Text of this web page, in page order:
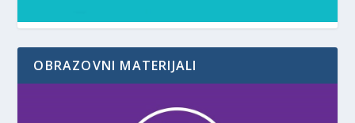
OBRAZOVNI MATERIJALI